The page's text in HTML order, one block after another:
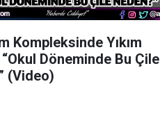
Kompleksinde Yıkım
Döneminde Bu Çile
(Video)